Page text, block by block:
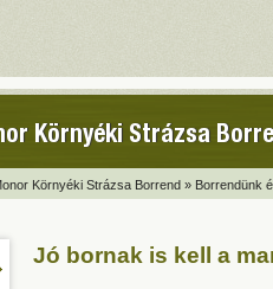
Környéki Strázsa
Környéki Strázsa Borrend » Borrendünk
Jó bornak is kell a